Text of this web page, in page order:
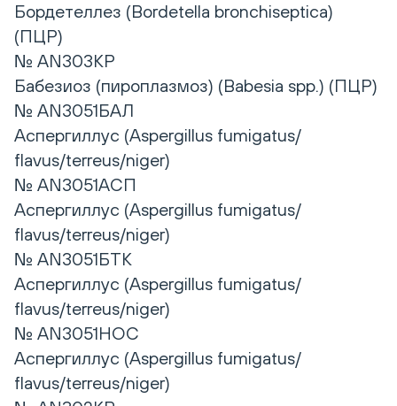
Бордетеллез (Bordetella bronchiseptica)
(ПЦР)
№ AN303КР
Бабезиоз (пироплазмоз) (Babesia spp.) (ПЦР)
№ AN3051БАЛ
Аспергиллус (Aspergillus fumigatus/
flavus/terreus/niger)
№ AN3051АСП
Аспергиллус (Aspergillus fumigatus/
flavus/terreus/niger)
№ AN3051БТК
Аспергиллус (Aspergillus fumigatus/
flavus/terreus/niger)
№ AN3051НОС
Аспергиллус (Aspergillus fumigatus/
flavus/terreus/niger)